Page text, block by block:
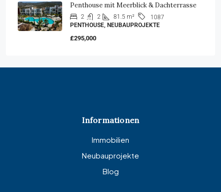
Penthouse mit Meerblick & Dachterrasse
2 2 81.5 m²
1087
PENTHOUSE, NEUBAUPROJEKTE
£295,000
Informationen
Immobilien
Neubauprojekte
Blog